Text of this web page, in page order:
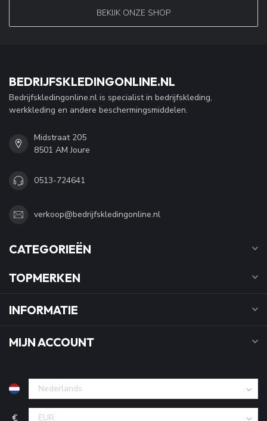
BEKIJK ONZE SHOP
BEDRIJFSKLEDINGONLINE.NL
Bedrijfskledingonline.nl is specialist in bedrijfskleding,
werkkleding en andere beschermingsmiddelen.
Midstraat 205
8501 AM Joure
0513-724641
verkoop@bedrijfskledingonline.nl
CATEGORIEËN
TOPMERKEN
INFORMATIE
MIJN ACCOUNT
€